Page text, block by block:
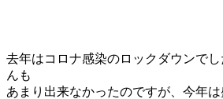
去年はコロナ感染のロックダウンで
んも
あまり出来なかったのですが、今年